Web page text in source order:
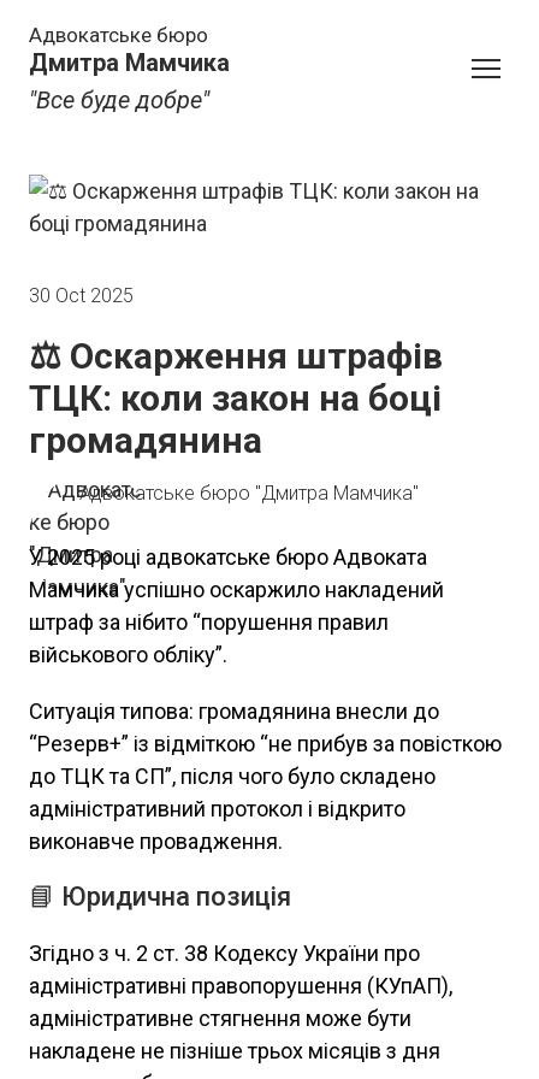
Адвокатське бюро
Дмитра Мамчика
"Все буде добре"
30 Oct 2025
⚖️ Оскарження штрафів
ТЦК: коли закон на боці
громадянина
Адвокатське бюро "Дмитра Мамчика"
У 2025 році адвокатське бюро Адвоката
Мамчика успішно оскаржило накладений
штраф за нібито “порушення правил
військового обліку”.
Ситуація типова: громадянина внесли до
“Резерв+” із відміткою “не прибув за повісткою
до ТЦК та СП”, після чого було складено
адміністративний протокол і відкрито
виконавче провадження.
📘 Юридична позиція
Згідно з ч. 2 ст. 38 Кодексу України про
адміністративні правопорушення (КУпАП),
адміністративне стягнення може бути
накладене не пізніше трьох місяців з дня